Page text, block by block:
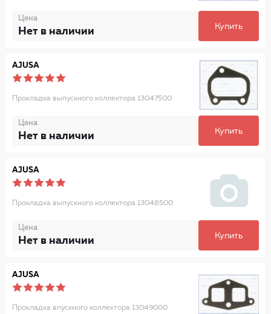
Цена
Нет в наличии Купить
AJUSA
Прокладка выпускного коллектора 13047500
Цена
Нет в наличии Купить
AJUSA
Прокладка выпускного коллектора 13048500
Цена
Нет в наличии Купить
AJUSA
Прокладка впускного коллектора 13049000